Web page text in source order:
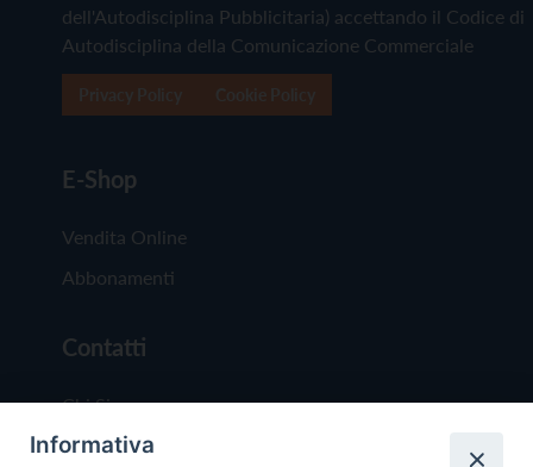
dell'Autodisciplina Pubblicitaria) accettando il Codice di
Autodisciplina della Comunicazione Commerciale
E-Shop
Vendita Online
Abbonamenti
Contatti
Chi Siamo
Redazione
Informativa